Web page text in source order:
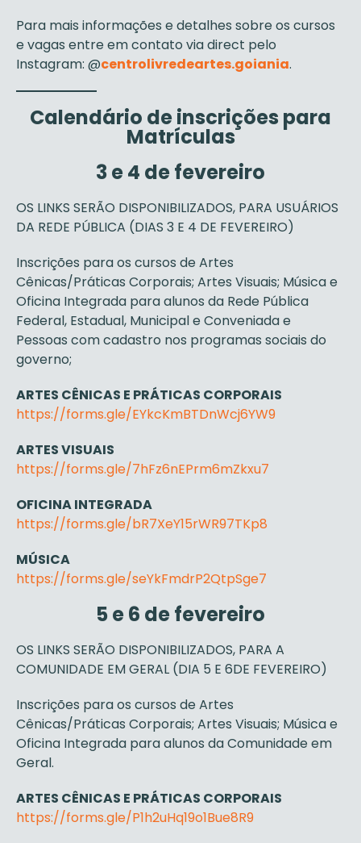
Para mais informações e detalhes sobre os cursos
e vagas entre em contato via direct pelo
Instagram: @centrolivredeartes.goiania.
Calendário de inscrições para
Matrículas
3 e 4 de fevereiro
OS LINKS SERÃO DISPONIBILIZADOS, PARA USUÁRIOS
DA REDE PÚBLICA (DIAS 3 E 4 DE FEVEREIRO)
Inscrições para os cursos de Artes
Cênicas/Práticas Corporais; Artes Visuais; Música e
Oficina Integrada para alunos da Rede Pública
Federal, Estadual, Municipal e Conveniada e
Pessoas com cadastro nos programas sociais do
governo;
ARTES CÊNICAS E PRÁTICAS CORPORAIS
https://forms.gle/EYkcKmBTDnWcj6YW9
ARTES VISUAIS
https://forms.gle/7hFz6nEPrm6mZkxu7
OFICINA INTEGRADA
https://forms.gle/bR7XeY15rWR97TKp8
MÚSICA
https://forms.gle/seYkFmdrP2QtpSge7
5 e 6 de fevereiro
OS LINKS SERÃO DISPONIBILIZADOS, PARA A
COMUNIDADE EM GERAL (DIA 5 E 6DE FEVEREIRO)
Inscrições para os cursos de Artes
Cênicas/Práticas Corporais; Artes Visuais; Música e
Oficina Integrada para alunos da Comunidade em
Geral.
ARTES CÊNICAS E PRÁTICAS CORPORAIS
https://forms.gle/P1h2uHq19o1Bue8R9